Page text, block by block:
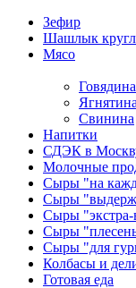
Зефир
Шашлык
Мясо
Говядина
Свинина
Напитки
СДЭК в
Молочные
Сыры "на
Сыры
Сыры
Сыры
Сыры "для
Колбасы и
Готовая еда